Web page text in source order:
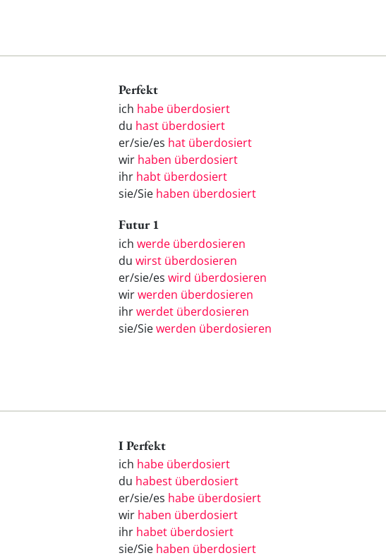
Perfekt
ich habe überdosiert
du hast überdosiert
er/sie/es hat überdosiert
wir haben überdosiert
ihr habt überdosiert
sie/Sie haben überdosiert
Futur 1
ich werde überdosieren
du wirst überdosieren
er/sie/es wird überdosieren
wirwerden überdosieren
ihrwerdet überdosieren
sie/Siewerden überdosieren
I Perfekt
ich habe überdosiert
du habest überdosiert
er/sie/es habe überdosiert
wir haben überdosiert
ihr habet überdosiert
sie/Sie haben überdosiert